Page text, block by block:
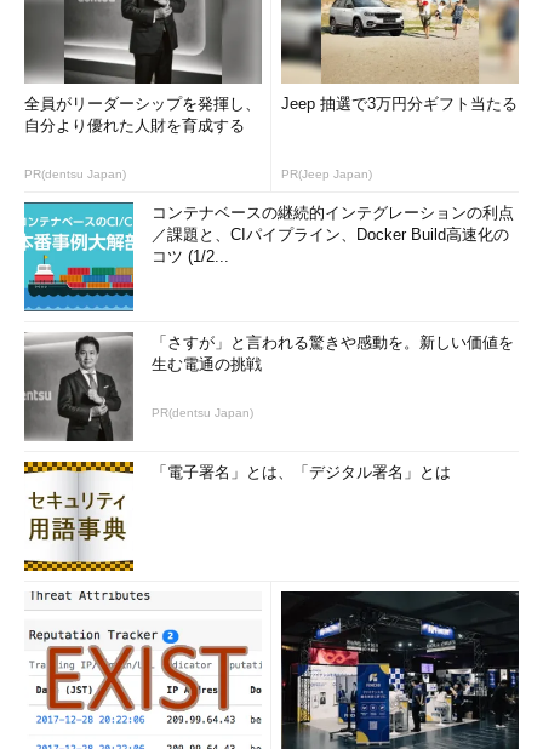
全員がリーダーシップを発揮し、
自分より優れた人財を育成する
PR(dentsu Japan)
Jeep 抽選で3万円分ギフト当たる
PR(Jeep Japan)
コンテナベースの継続的インテグレーションの利点
／課題と、CIパイプライン、Docker Build高速化の
コツ (1/2...
「さすが」と言われる驚きや感動を。新しい価値を
生む電通の挑戦
PR(dentsu Japan)
「電子署名」とは、「デジタル署名」とは